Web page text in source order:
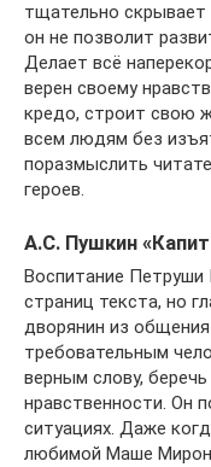
тщательно скрывает
он не позволит
Делает всё
верен своему
кредо, строит свою
всем людям без
поразмыслить
героев.
А.С. Пушкин
Воспитание Петруши
страниц текста, но
дворянин из
требовательным
верным слову,
нравственности. Он
ситуациях. Даже
любимой Маше